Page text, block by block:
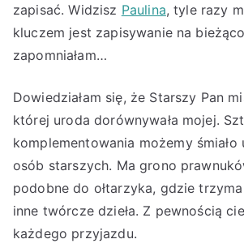
zapisać. Widzisz Paulina, tyle razy
kluczem jest zapisywanie na
zapomniałam…
Dowiedziałam się, że Starszy Pan
której uroda dorównywała mojej.
komplementowania możemy śmiało
osób starszych. Ma grono
podobne do ołtarzyka, gdzie
inne twórcze dzieła. Z pewnością
każdego przyjazdu.